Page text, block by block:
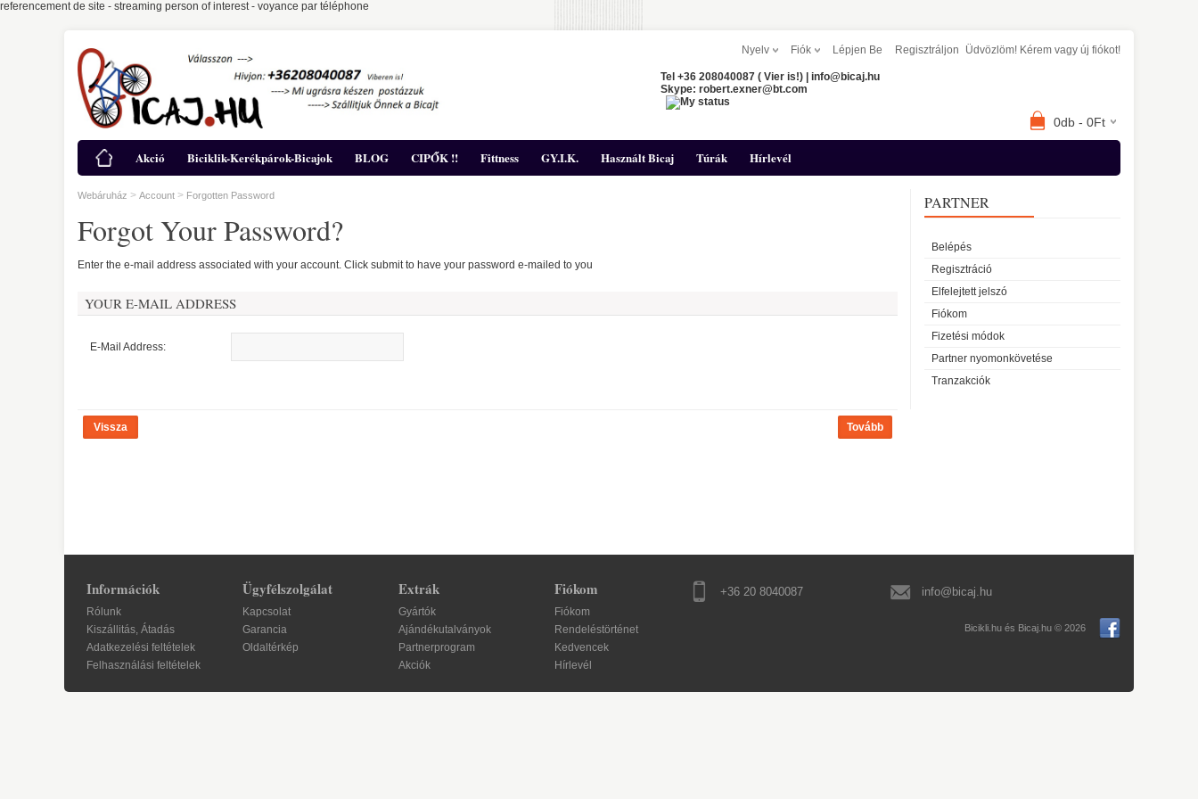
referencement de site - streaming person of interest- voyance par téléphone
Nyelv Fiók Üdvözlöm! Kérem
Lépjen Be vagy
Regisztráljon új fiókot!
Tel +36 208040087 ( Vier is!) | info@bicaj.hu
Skype: robert.exner@bt.com
0db - 0Ft
Akció Biciklik-Kerékpárok-Bicajok BLOG CIPŐK !! Fittness GY.I.K. Használt Bicaj Túrák Hírlevél
PARTNER
Belépés
Regisztráció
Elfelejtett jelszó
Fiókom
Fizetési módok
Partner nyomonkövetése
Tranzakciók
Webáruház > Account > Forgotten Password
Forgot Your Password?
Enter the e-mail address associated with your account. Click submit to have your password e-mailed to you
YOUR E-MAIL ADDRESS
E-Mail Address:
Vissza
Információk
Rólunk
Kiszállitás, Átadás
Adatkezelési feltételek
Felhasználási feltételek
Ügyfélszolgálat
Kapcsolat
Garancia
Oldaltérkép
Extrák
Gyártók
Ajándékutalványok
Partnerprogram
Akciók
Fiókom
Fiókom
Rendeléstörténet
Kedvencek
Hírlevél
+36 20 8040087 info@bicaj.hu
Bicikli.hu és Bicaj.hu © 2026